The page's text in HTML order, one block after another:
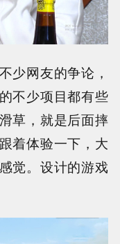
少网友的争论，
不少项目都有些
草，就是后面摔
着体验一下，大
觉。设计的游戏